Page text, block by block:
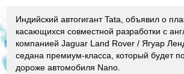
Индийский автогигант Tata, объявил о
касающихся совместной разработки с
компанией Jaguar Land Rover / Ягуар
седана премиум-класса, который будет
дороже автомобиля Nano.